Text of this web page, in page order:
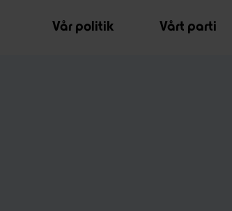
Vår politik
Vårt parti